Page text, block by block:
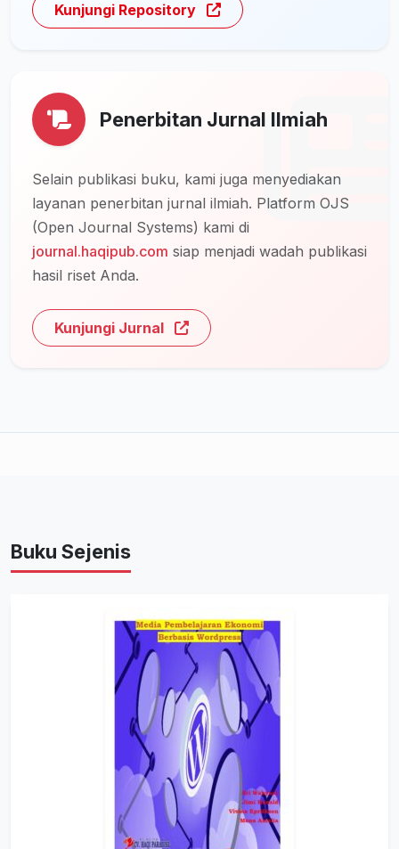
Kunjungi Repository
Penerbitan Jurnal Ilmiah
Selain publikasi buku, kami juga menyediakan
layanan penerbitan jurnal ilmiah. Platform OJS
(Open Journal Systems) kami di
journal.haqipub.com siap menjadi wadah publikasi
hasil riset Anda.
Kunjungi Jurnal
Buku Sejenis